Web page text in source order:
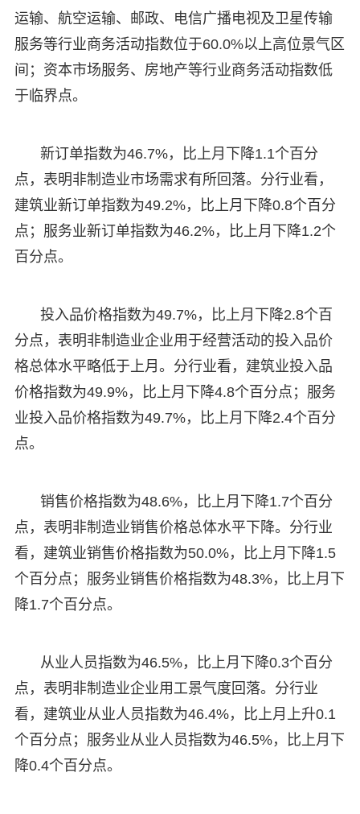
运输、航空运输、邮政、电信广播电视及卫星传输
服务等行业商务活动指数位于60.0%以上高位景气区
间；资本市场服务、房地产等行业商务活动指数低
于临界点。
新订单指数为46.7%，比上月下降1.1个百分
点，表明非制造业市场需求有所回落。分行业看，
建筑业新订单指数为49.2%，比上月下降0.8个百分
点；服务业新订单指数为46.2%，比上月下降1.2个
百分点。
投入品价格指数为49.7%，比上月下降2.8个百
分点，表明非制造业企业用于经营活动的投入品价
格总体水平略低于上月。分行业看，建筑业投入品
价格指数为49.9%，比上月下降4.8个百分点；服务
业投入品价格指数为49.7%，比上月下降2.4个百分
点。
销售价格指数为48.6%，比上月下降1.7个百分
点，表明非制造业销售价格总体水平下降。分行业
看，建筑业销售价格指数为50.0%，比上月下降1.5
个百分点；服务业销售价格指数为48.3%，比上月下
降1.7个百分点。
从业人员指数为46.5%，比上月下降0.3个百分
点，表明非制造业企业用工景气度回落。分行业
看，建筑业从业人员指数为46.4%，比上月上升0.1
个百分点；服务业从业人员指数为46.5%，比上月下
降0.4个百分点。